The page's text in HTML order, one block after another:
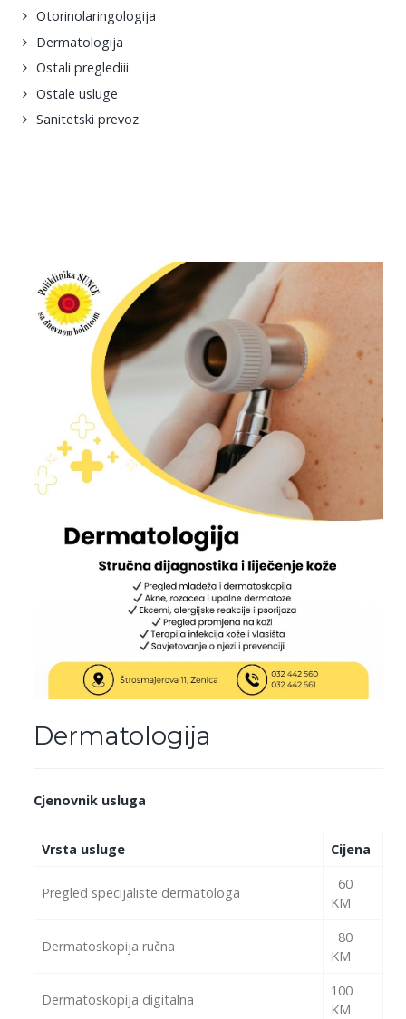
Otorinolaringologija
Dermatologija
Ostali preglediii
Ostale usluge
Sanitetski prevoz
Dermatologija
Cjenovnik usluga
Vrsta usluge Cijena
Pregled specijaliste dermatologa
60
KM
Dermatoskopija ručna
80
KM
Dermatoskopija digitalna
100
KM